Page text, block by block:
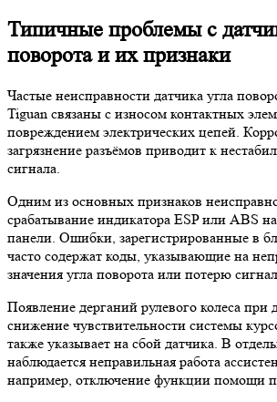
Типичные проблемы с
поворота и их признаки
Частые неисправности датчика угла
Tiguan связаны с износом контактных
повреждением электрических цепей.
загрязнение разъёмов приводит к
сигнала.
Одним из основных признаков
срабатывание индикатора ESP или ABS
панели. Ошибки, зарегистрированные в
часто содержат коды, указывающие на
значения угла поворота или потерю
Появление дерганий рулевого колеса
снижение чувствительности системы
также указывает на сбой датчика. В
наблюдается неправильная работа
например, отключение функции помощи